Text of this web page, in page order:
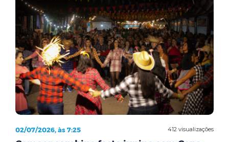
412 visualizações
02/07/2026, às 7:25